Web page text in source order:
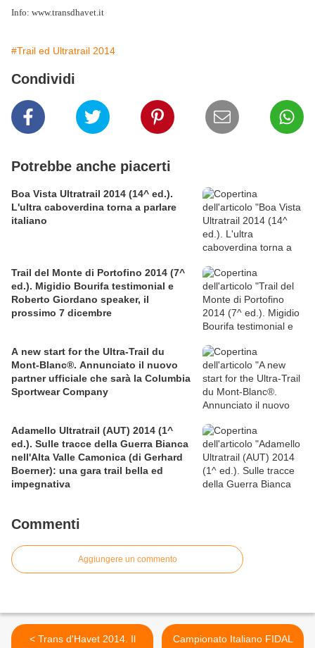
Info: www.transdhavet.it
#Trail ed Ultratrail 2014
Condividi
Potrebbe anche piacerti
Boa Vista Ultratrail 2014 (14^ ed.).
L'ultra caboverdina torna a parlare
italiano
Trail del Monte di Portofino 2014 (7^
ed.). Migidio Bourifa testimonial e
Roberto Giordano speaker, il
prossimo 7 dicembre
A new start for the Ultra-Trail du
Mont-Blanc®. Annunciato il nuovo
partner ufficiale che sarà la Columbia
Sportwear Company
Adamello Ultratrail (AUT) 2014 (1^
ed.). Sulle tracce della Guerra Bianca
nell'Alta Valle Camonica (di Gerhard
Boerner): una gara trail bella ed
impegnativa
Commenti
Aggiungere un commento
< Trans d'Havet 2014. Il
Campionato Italiano FIDAL